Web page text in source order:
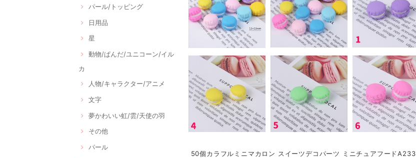
パール/トッピング
日用品
星
動物/ぱんだ/ユニコーン/イル
カ
人物/キャラクター/アニメ
文字
夢かわいい虹/雲/天使の羽
その他
パール
50個カラフルミニマカロン スイーツデコパーツ ミニチュアフードA233